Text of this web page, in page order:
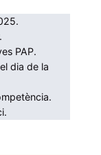
PAP.
dia de la